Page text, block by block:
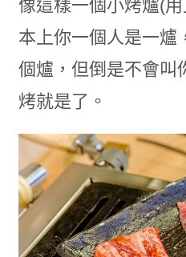
像這樣一個小烤爐(
本上你一個人是一爐
個爐，但倒是不會叫
烤就是了。